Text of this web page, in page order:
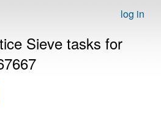
log in
Sieve tasks for